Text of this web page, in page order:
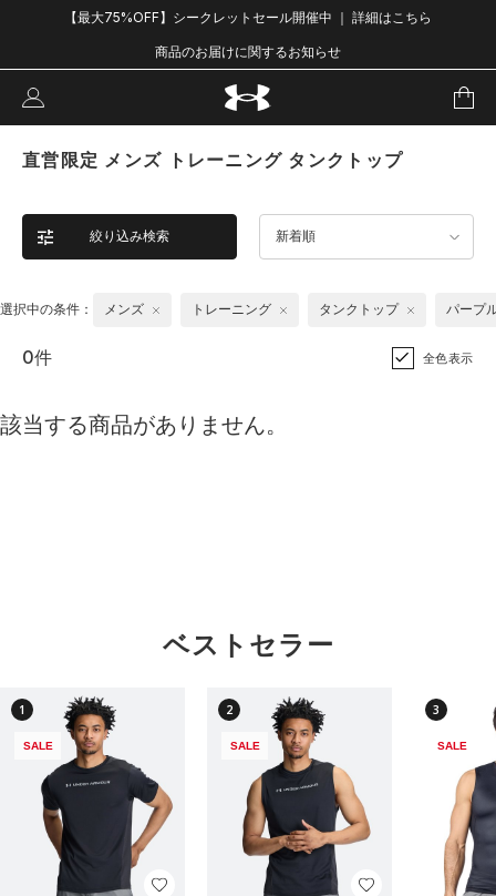
【最大75%OFF】シークレットセール開催中 ｜ 詳細はこちら
商品のお届けに関するお知らせ
直営限定 メンズ トレーニング タンクトップ
絞り込み検索 新着順
選択中の条件： メンズ トレーニング タンクトップ パープ
0件 全色表示
該当する商品がありません。
ベストセラー
1
SALE
2
SALE
3
SALE